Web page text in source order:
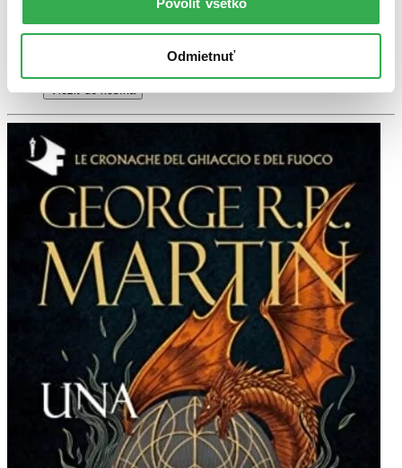
Povoliť všetko
Odmietnuť
Tento produkt momentálne nemáme na sklade, ale zvyčajne
vám ho vieme zabezpečiť a odoslať do 4 – 5 dní. A
posnažíme sa aj trochu rýchlejšie!
Vložiť do košíka